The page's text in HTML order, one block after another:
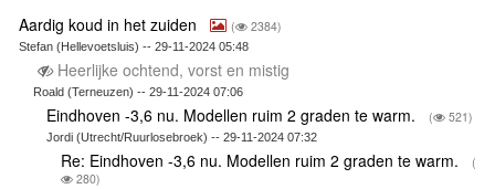
Aardig koud in het zuiden ( 2384)
Stefan (Hellevoetsluis) -- 29-11-2024 05:48
Heerlijke ochtend, vorst en mistig
Roald (Terneuzen) -- 29-11-2024 07:06
Eindhoven -3,6 nu. Modellen ruim 2 graden te warm. ( 521)
Jordi (Utrecht/Ruurlosebroek) -- 29-11-2024 07:32
Re: Eindhoven -3,6 nu. Modellen ruim 2 graden te warm.
(
280)